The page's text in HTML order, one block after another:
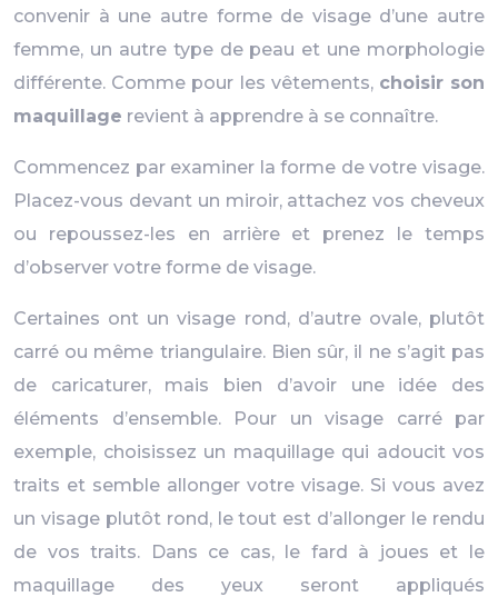
convenir à une autre forme de visage d’une autre
femme, un autre type de peau et une morphologie
différente. Comme pour les vêtements, choisir son
maquillage revient à apprendre à se connaître.
Commencez par examiner la forme de votre visage.
Placez-vous devant un miroir, attachez vos cheveux
ou repoussez-les en arrière et prenez le temps
d’observer votre forme de visage.
Certaines ont un visage rond, d’autre ovale, plutôt
carré ou même triangulaire. Bien sûr, il ne s’agit pas
de caricaturer, mais bien d’avoir une idée des
éléments d’ensemble. Pour un visage carré par
exemple, choisissez un maquillage qui adoucit vos
traits et semble allonger votre visage. Si vous avez
un visage plutôt rond, le tout est d’allonger le rendu
de vos traits. Dans ce cas, le fard à joues et le
maquillage des yeux seront appliqués